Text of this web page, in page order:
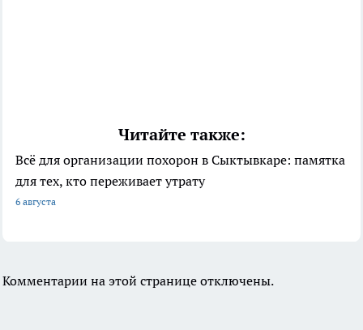
Читайте также:
Всё для организации похорон в Сыктывкаре: памятка
для тех, кто переживает утрату
6 августа
Комментарии на этой странице отключены.